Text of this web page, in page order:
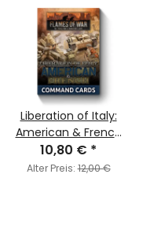
Liberation of Italy:
American & French
Command Cards
10,80 € *
Alter Preis:12,00 €